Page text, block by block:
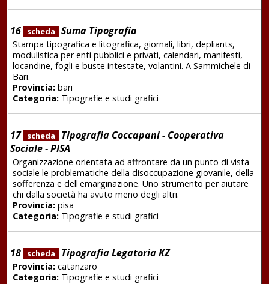
16 scheda Suma Tipografia
Stampa tipografica e litografica, giornali, libri, depliants,
modulistica per enti pubblici e privati, calendari, manifesti,
locandine, fogli e buste intestate, volantini. A Sammichele di
Bari.
Provincia:bari
Categoria:Tipografie e studi grafici
17 scheda
Tipografia Coccapani - Cooperativa
Sociale - PISA
Organizzazione orientata ad affrontare da un punto di vista
sociale le problematiche della disoccupazione giovanile, della
sofferenza e dell'emarginazione. Uno strumento per aiutare
chi dalla società ha avuto meno degli altri.
Provincia:pisa
Categoria:Tipografie e studi grafici
18 scheda Tipografia Legatoria KZ
Provincia:catanzaro
Categoria:Tipografie e studi grafici